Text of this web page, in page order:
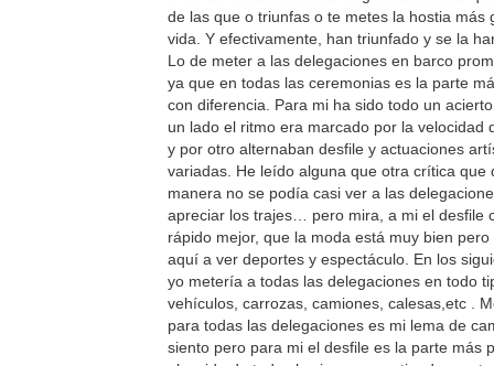
de las que o triunfas o te metes la hostia más
vida. Y efectivamente, han triunfado y se la
Lo de meter a las delegaciones en barco
ya que en todas las ceremonias es la parte
con diferencia. Para mi ha sido todo un
un lado el ritmo era marcado por la velocidad
y por otro alternaban desfile y actuaciones
variadas. He leído alguna que otra crítica que
manera no se podía casi ver a las
apreciar los trajes… pero mira, a mi el desfile
rápido mejor, que la moda está muy bien
aquí a ver deportes y espectáculo. En los
yo metería a todas las delegaciones en todo
vehículos, carrozas, camiones, calesas,etc .
para todas las delegaciones es mi lema de
siento pero para mi el desfile es la parte más